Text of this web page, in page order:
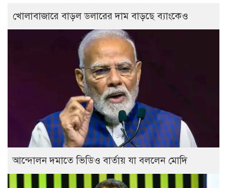
খোলাবাজারে বাড়ল ডলারের দাম বাড়ছে ব্যাংকেও
আন্দোলন দমাতে ভিডিও বার্তায় যা বললেন মোদি